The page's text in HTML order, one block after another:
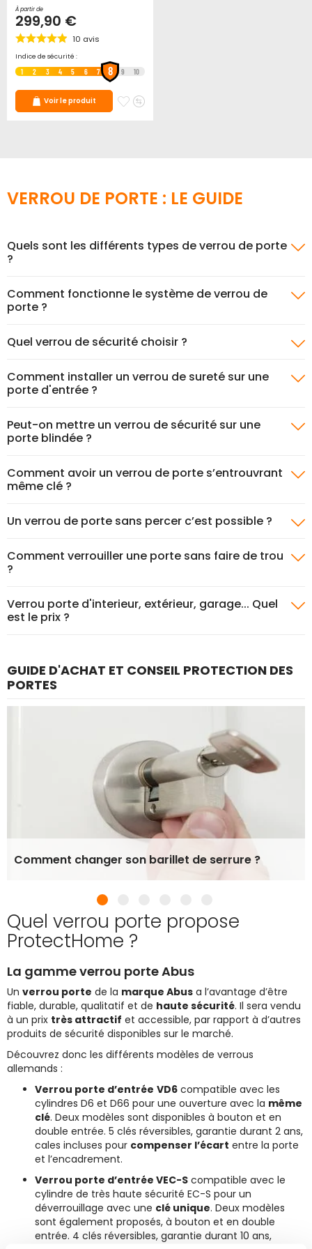
À partir de
299,90 €
10 avis
Indice de sécurité :
1 2 3 4 5 6 7 8 9 10
Voir le produit
AjouterAjouter
VERROU DE PORTE : LE GUIDE
Quels sont les différents types de verrou de porte
?
Comment fonctionne le système de verrou de
porte ?
Quel verrou de sécurité choisir ?
Comment installer un verrou de sureté sur une
porte d'entrée ?
Peut-on mettre un verrou de sécurité sur une
porte blindée ?
Comment avoir un verrou de porte s’entrouvrant
même clé ?
Un verrou de porte sans percer c’est possible ?
Comment verrouiller une porte sans faire de trou
?
Verrou porte d'interieur, extérieur, garage... Quel
est le prix ?
GUIDE D'ACHAT ET CONSEIL PROTECTION DES
PORTES
Comment changer son barillet de serrure ?
Quel verrou porte propose
ProtectHome ?
La gamme verrou porte Abus
Un verrou porte de la marque Abus a l’avantage d’être
fiable, durable, qualitatif et de haute sécurité. Il sera vendu
à un prix très attractif et accessible, par rapport à d’autres
produits de sécurité disponibles sur le marché.
Découvrez donc les différents modèles de verrous
allemands :
Verrou porte d’entrée VD6 compatible avec les
cylindres D6 et D66 pour une ouverture avec la même
clé. Deux modèles sont disponibles à bouton et en
double entrée. 5 clés réversibles, garantie durant 2 ans,
cales incluses pour compenser l’écart entre la porte
et l’encadrement.
Verrou porte d’entrée VEC-S compatible avec le
cylindre de très haute sécurité EC-S pour un
déverrouillage avec une clé unique. Deux modèles
sont également proposés, à bouton et en double
entrée. 4 clés réversibles, garantie durant 10 ans,